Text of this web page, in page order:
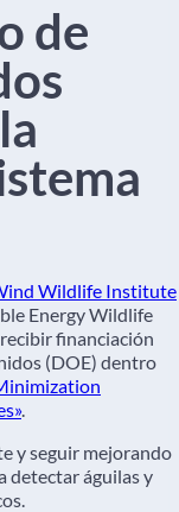
de
Wildlife Institute
Energy Wildlife
financiación
(DOE) dentro
.
y seguir mejorando
detectar águilas y